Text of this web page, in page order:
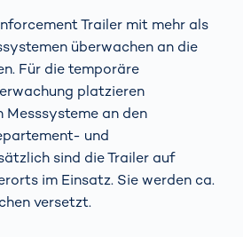
Trailer mit mehr als
überwachen an die
Für die temporäre
platzieren
an den
und
sind die Trailer auf
im Einsatz. Sie werden ca.
versetzt.